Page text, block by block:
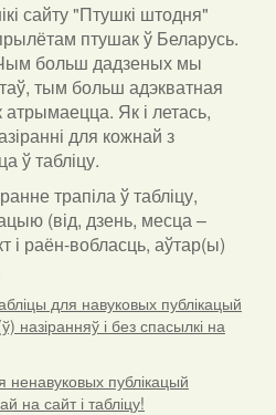
сайту "Птушкі штодня"
птушак ў Беларусь.
больш дадзеных мы
тым больш адэкватная
Як і летась,
для кожнай з
ў табліцу.
трапіла ў табліцу,
(від, дзень, месца –
і раён-вобласць, аўтар(ы)
для навуковых публікацый
назіранняў і без спасылкі на
публікацый
на сайт і табліцу!